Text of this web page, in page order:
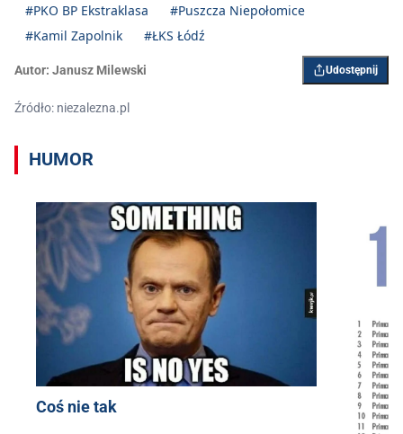
#PKO BP Ekstraklasa
#Puszcza Niepołomice
#Kamil Zapolnik
#ŁKS Łódź
Autor: Janusz Milewski Udostępnij
Źródło: niezalezna.pl
HUMOR
Coś nie tak